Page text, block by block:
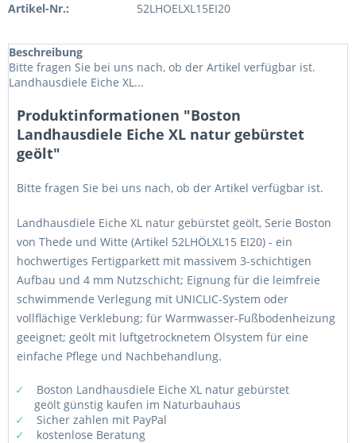
Artikel-Nr.: 52LHOELXL15EI20
Beschreibung
Bitte fragen Sie bei uns nach, ob der Artikel verfügbar ist.
Landhausdiele Eiche XL...
Produktinformationen "Boston
Landhausdiele Eiche XL natur gebürstet
geölt"
Bitte fragen Sie bei uns nach, ob der Artikel verfügbar ist.
Landhausdiele Eiche XL natur gebürstet geölt, Serie Boston
von Thede und Witte (Artikel 52LHÖLXL15 EI20) - ein
hochwertiges Fertigparkett mit massivem 3-schichtigen
Aufbau und 4 mm Nutzschicht; Eignung für die leimfreie
schwimmende Verlegung mit UNICLIC-System oder
vollflächige Verklebung; für Warmwasser-Fußbodenheizung
geeignet; geölt mit luftgetrocknetem Ölsystem für eine
einfache Pflege und Nachbehandlung.
Boston Landhausdiele Eiche XL natur gebürstet
geölt günstig kaufen im Naturbauhaus
Sicher zahlen mit PayPal
kostenlose Beratung